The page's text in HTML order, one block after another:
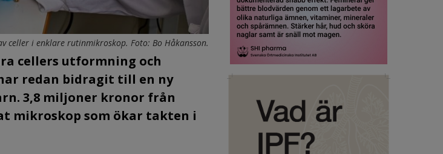
celler i enklare rutinmikroskop. Foto: Bo Håkansson.
cellers utformning och
redan bidragit till en ny
3,8 miljoner kronor från
mikroskop som ökar takten i